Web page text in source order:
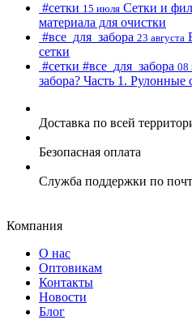
#cетки 15 июля Сетки и
материала для очистки
#все_для_забора 23 августа
сетки
#cетки #все_для_забора 08
забора? Часть 1. Рулонные
Доставка по всей
Безопасная оплата
Служба поддержки по
Компания
О нас
Оптовикам
Контакты
Новости
Блог